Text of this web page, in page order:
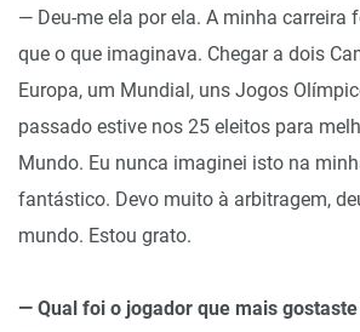
— Deu-me ela por ela. A minha carreira
que o que imaginava. Chegar a dois
Europa, um Mundial, uns Jogos
passado estive nos 25 eleitos para
Mundo. Eu nunca imaginei isto na
fantástico. Devo muito à arbitragem,
mundo. Estou grato.
— Qual foi o jogador que mais